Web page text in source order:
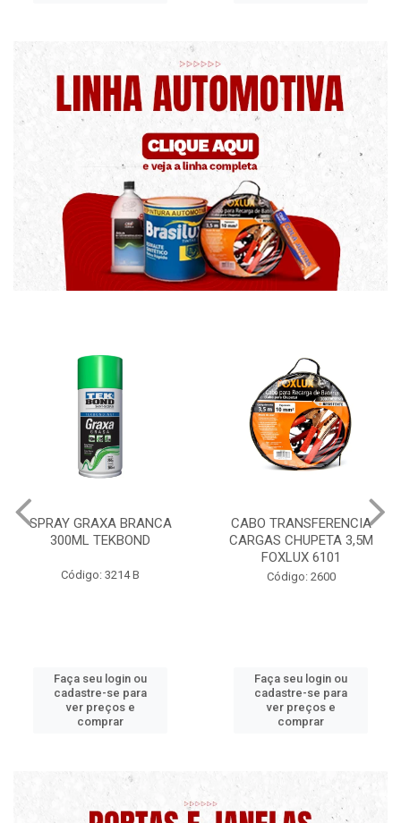
CABO TRANSFERENCIA
CARGAS CHUPETA 3,5M
Código: 2600
Faça seu login ou
cadastre-se para
ver preços e
comprar
CHAVE DE RODA TIPO CRUZ
17X19X21X23 FOX 4513
Código: 2628
Faça seu login ou
cadastre-se para
ver preços e
comprar